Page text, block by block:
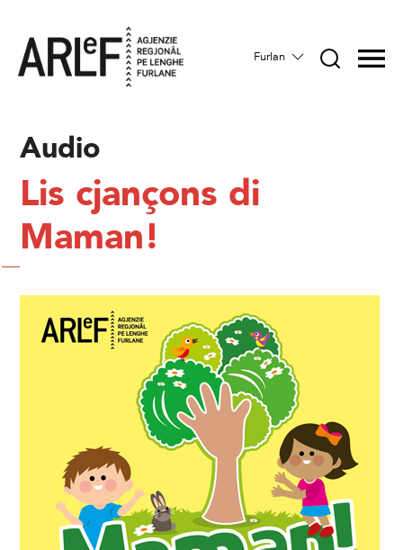
Furlan
Audio
Lis cjançons di
Maman!